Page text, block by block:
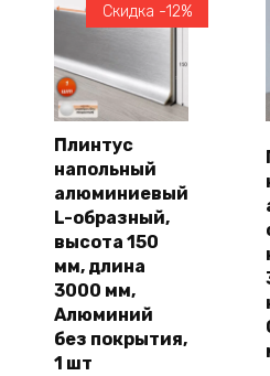
В
корзину
Скидка -12%
Плинтус
напольный
алюминиевый
L-образный,
высота 150
мм, длина
3000 мм,
Алюминий
без покрытия,
1 шт